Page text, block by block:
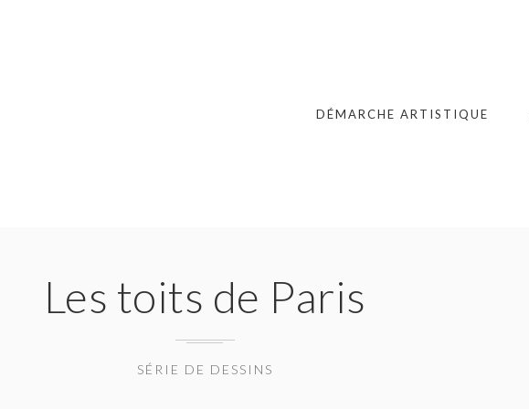
DÉMARCHE ARTISTIQUE
Les toits de Paris
SÉRIE DE DESSINS